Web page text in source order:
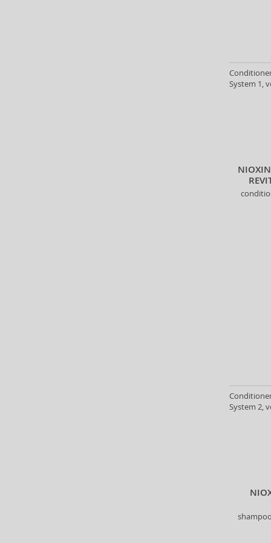
System 1,
NIOXIN
System 2,